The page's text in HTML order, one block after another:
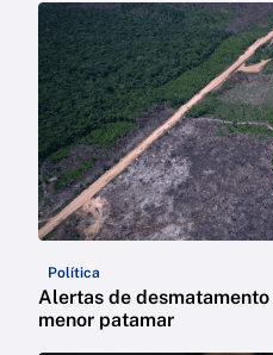
Política
Alertas de
menor patamar